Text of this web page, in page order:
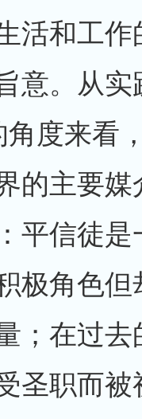
活和工作
意。从实
角度来看
的主要媒
平信徒是
极角色但
；在过去
圣职而被